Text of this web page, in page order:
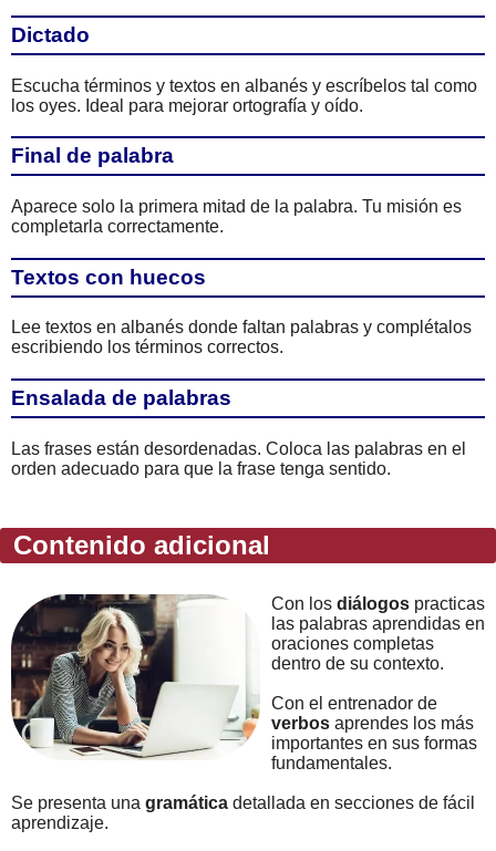
Dictado
Escucha términos y textos en albanés y escríbelos tal como
los oyes. Ideal para mejorar ortografía y oído.
Final de palabra
Aparece solo la primera mitad de la palabra. Tu misión es
completarla correctamente.
Textos con huecos
Lee textos en albanés donde faltan palabras y complétalos
escribiendo los términos correctos.
Ensalada de palabras
Las frases están desordenadas. Coloca las palabras en el
orden adecuado para que la frase tenga sentido.
Contenido adicional
Con los diálogos practicas
las palabras aprendidas en
oraciones completas
dentro de su contexto.
Con el entrenador de
verbos aprendes los más
importantes en sus formas
fundamentales.
Se presenta una gramática detallada en secciones de fácil
aprendizaje.